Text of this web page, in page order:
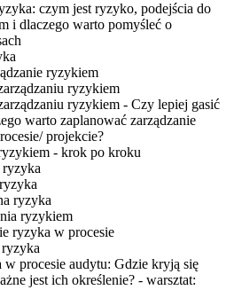
czym jest ryzyko, podejścia do
i dlaczego warto pomyśleć o
ryzykiem
ryzykiem
ryzykiem - Czy lepiej gasić
warto zaplanować zarządzanie
projekcie?
- krok po kroku
ryzyka
ryzykiem
ryzyka w procesie
procesie audytu: Gdzie kryją się
jest ich określenie? - warsztat: